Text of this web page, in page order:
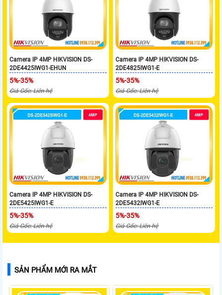
Camera IP 4MP HIKVISION DS-
2DE4425IWG1-EHUN
5%-35%
Giá Gốc: Liên hệ
Camera IP 4MP HIKVISION DS-
2DE4825IWG1-E
5%-35%
Giá Gốc: Liên hệ
Camera IP 4MP HIKVISION DS-
2DE5425IWG1-E
5%-35%
Giá Gốc: Liên hệ
Camera IP 4MP HIKVISION DS-
2DE5432IWG1-E
5%-35%
Giá Gốc: Liên hệ
SẢN PHẨM MỚI RA MẮT